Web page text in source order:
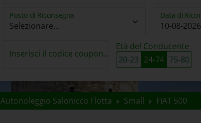
Posto di Riconsegna Data di
Inserisci il codice coupon...
Età del Conducente
20-23 24-74 75-80
Autonoleggio Salonicco Flotta Small FIAT 500